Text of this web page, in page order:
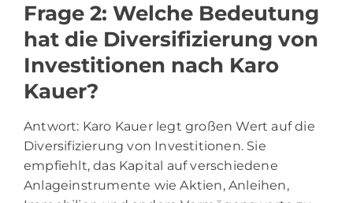
Frage 2: Welche Bedeutung
hat die Diversifizierung von
Investitionen nach Karo
Kauer?
Antwort: Karo Kauer legt großen Wert auf die
Diversifizierung von Investitionen. Sie
empfiehlt, das Kapital auf verschiedene
Anlageinstrumente wie Aktien, Anleihen,